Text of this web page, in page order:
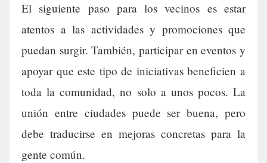
El siguiente paso para los vecinos es estar
atentos a las actividades y promociones que
puedan surgir. También, participar en eventos y
apoyar que este tipo de iniciativas beneficien a
toda la comunidad, no solo a unos pocos. La
unión entre ciudades puede ser buena, pero
debe traducirse en mejoras concretas para la
gente común.